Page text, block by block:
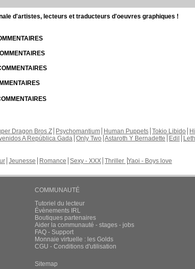
d'artistes, lecteurs et traducteurs d'oeuvres graphiques !
Dragon Bros Z Psychomantium Human Puppets Tokio Libido
A República Gada Only Two Astaroth Y Bernadette Edil
Jeunesse Romance Sexy - XXX Thriller Yaoi - Boys love
COMMUNAUTÉ
Tutoriel du lecteur
Évènements IRL
Boutiques partenaires
Aider la communauté - stages - jobs
FAQ - Support
Monnaie virtuelle : les Golds
CGU - Conditions d'utilisation
Sitemap